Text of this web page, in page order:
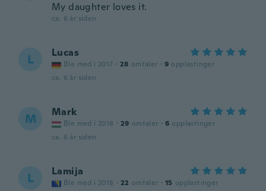
My daughter loves it.
ca. 6 år siden
L Lucas
Ble med i 2017 · 28 omtaler · 9 opplastinger
ca. 6 år siden
M Mark
Ble med i 2018 · 29 omtaler · 6 opplastinger
ca. 6 år siden
L Lamija
Ble med i 2018 · 22 omtaler · 15 opplastinger